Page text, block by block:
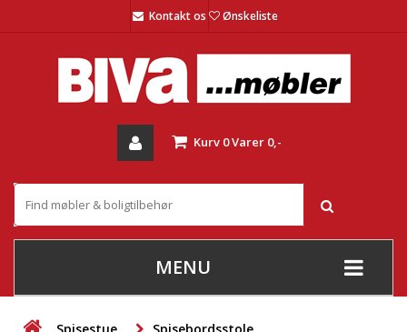
Kontakt os Ønskeliste
Kurv 0Varer 0,-
MENU